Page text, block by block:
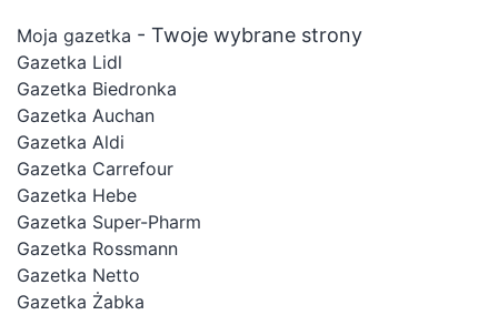
Moja gazetka - Twoje wybrane strony
Gazetka Lidl
Gazetka Biedronka
Gazetka Auchan
Gazetka Aldi
Gazetka Carrefour
Gazetka Hebe
Gazetka Super-Pharm
Gazetka Rossmann
Gazetka Netto
Gazetka Żabka